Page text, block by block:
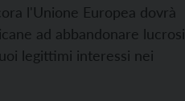
l'Unione Europea dovrà
ad abbandonare lucrosi
legittimi interessi nei